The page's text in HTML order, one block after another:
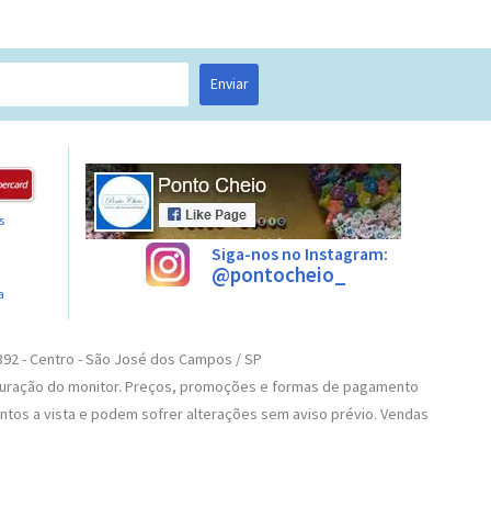
Enviar
Siga-nos no Instagram:
@pontocheio_
- Centro - São José dos Campos / SP
do monitor. Preços, promoções e formas de pagamento
a vista e podem sofrer alterações sem aviso prévio. Vendas